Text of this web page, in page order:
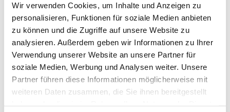
Wir verwenden Cookies, um Inhalte und Anzeigen zu
personalisieren, Funktionen für soziale Medien anbieten
zu können und die Zugriffe auf unsere Website zu
analysieren. Außerdem geben wir Informationen zu Ihrer
Verwendung unserer Website an unsere Partner für
soziale Medien, Werbung und Analysen weiter. Unsere
Partner führen diese Informationen möglicherweise mit
weiteren Daten zusammen, die Sie ihnen bereitgestellt
Plattform bei Jugendlichen bis 17 Jahre um 14 Prozent
gewachsen.
Diese Tools helfen beim Managen von Postings
Die Social-Media-Expertin empfiehlt den Mut zur Lücke:
"Nutzen Sie lieber nur einen Social-Media-Kanal, diesen
aber richtig." Und da gibt es einige praktische Helferlein.
Meta, wie die "Dachmarke" von Facebook und Instagram
heißt, bietet mit der sogenannten Business Suite eine
einfache Möglichkeit, Postings zu planen. "So können Sie in